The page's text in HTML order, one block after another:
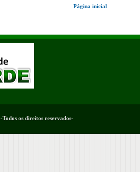
Página inicial
-Todos os direitos reservados-